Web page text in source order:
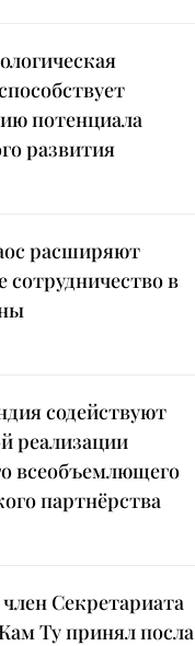
потенциала
развития
расширяют
сотрудничество в
содействуют
реализации
всеобъемлющего
партнёрства
Секретариата
Ту принял посла